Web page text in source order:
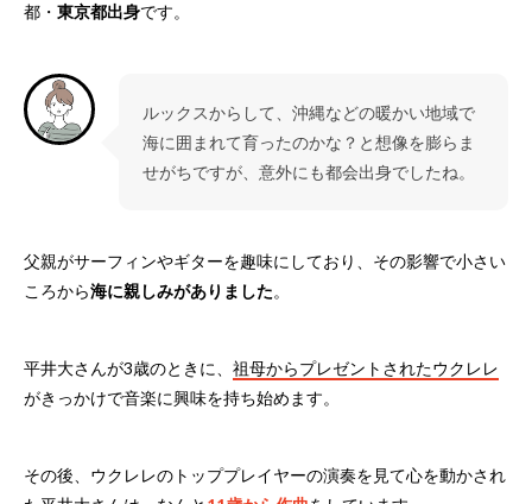
都・ 東京都出身です。
ルックスからして、沖縄などの暖かい地域で
海に囲まれて育ったのかな？と想像を膨らま
せがちですが、意外にも都会出身でしたね。
父親がサーフィンやギターを趣味にしており、その影響で小さい
ころから海に親しみがありました。
平井大さんが3歳のときに、 祖母からプレゼントされたウクレレ
がきっかけで音楽に興味を持ち始めます。
その後、ウクレレのトッププレイヤーの演奏を見て心を動かされ